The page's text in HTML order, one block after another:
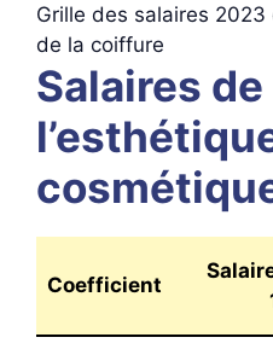
Grille des salaires
de la coiffure
Salaires
Coefficient